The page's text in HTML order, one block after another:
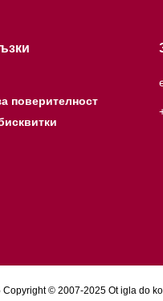
поверителност
Copyright © 2007-2025 Ot igla do